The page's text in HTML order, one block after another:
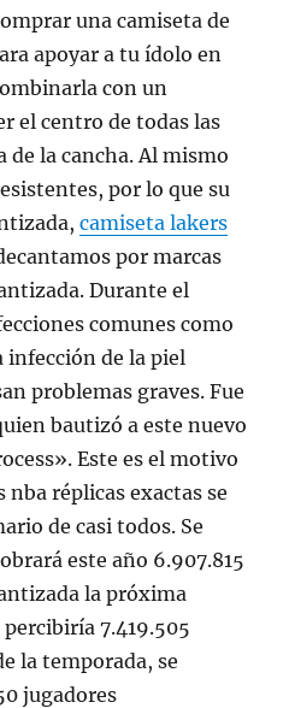
una camiseta de
apoyar a tu ídolo en
con un
el centro de todas las
la cancha. Al mismo
por lo que su
camiseta lakers
por marcas
Durante el
comunes como
infección de la piel
problemas graves. Fue
bautizó a este nuevo
Este es el motivo
nba réplicas exactas se
de casi todos. Se
este año 6.907.815
la próxima
7.419.505
la temporada, se
jugadores